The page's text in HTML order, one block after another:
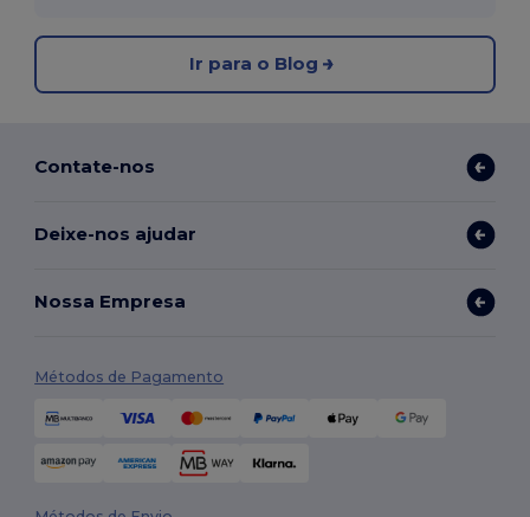
Ir para o Blog
Contate-nos
Deixe-nos ajudar
Nossa Empresa
Métodos de Pagamento